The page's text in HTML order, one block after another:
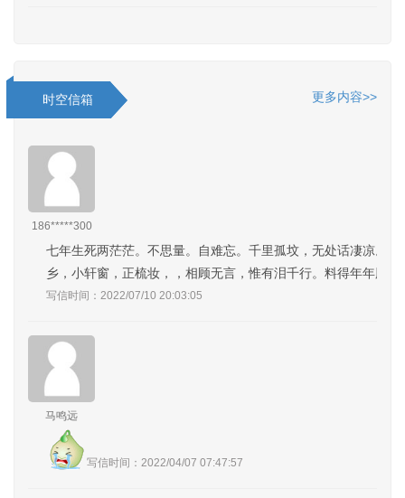
时空信箱 更多内容>>
186*****300
七年生死两茫茫。不思量。自难忘。千里孤坟，无处话凄凉。
乡，小轩窗，正梳妆，，相顾无言，惟有泪千行。料得年年肠
写信时间：2022/07/10 20:03:05
马鸣远
写信时间：2022/04/07 07:47:57